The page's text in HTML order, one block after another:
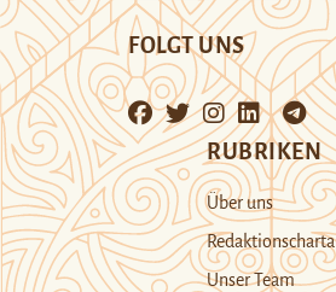
FOLGT UNS
RUBRIKEN
Über uns
Redaktionscharta
Unser Team